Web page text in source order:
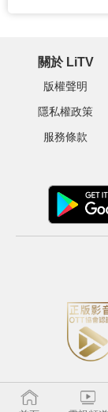
關於 LiTV
版權聲明
隱私權政策
服務條款